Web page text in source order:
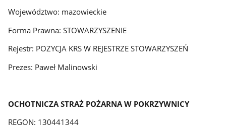
Województwo: mazowieckie
Forma Prawna: STOWARZYSZENIE
Rejestr: POZYCJA KRS W REJESTRZE STOWARZYSZEŃ
Prezes: Paweł Malinowski
OCHOTNICZA STRAŻ POŻARNA W POKRZYWNICY
REGON: 130441344